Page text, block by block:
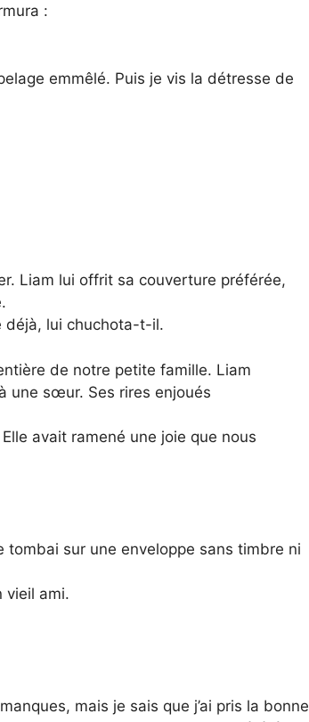
:
emmêlé. Puis je vis la détresse de
Liam lui offrit sa couverture préférée,
déjà, lui chuchota-t-il.
de notre petite famille. Liam
une sœur. Ses rires enjoués
avait ramené une joie que nous
tombai sur une enveloppe sans timbre ni
vieil ami.
mais je sais que j’ai pris la bonne